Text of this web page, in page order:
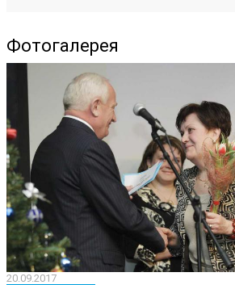
Фотогалерея
20.09.2017